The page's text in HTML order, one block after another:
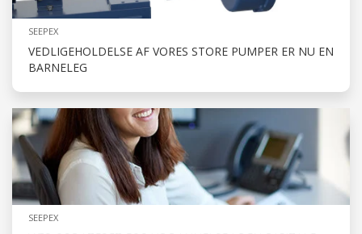
SEEPEX
VEDLIGEHOLDELSE AF VORES STORE PUMPER ER NU EN
BARNELEG
SEEPEX